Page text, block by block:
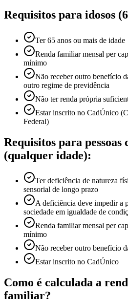
Requisitos para idosos
Ter 65 anos ou mais de idade
Renda familiar mensal per
mínimo
Não receber outro benefício
outro regime de previdência
Não ter renda própria
Estar inscrito no CadÚnico
Federal)
Requisitos para pessoas
(qualquer idade):
Ter deficiência de natureza
sensorial de longo prazo
A deficiência deve impedir a
sociedade em igualdade de
Renda familiar mensal per
mínimo
Não receber outro benefício
Estar inscrito no CadÚnico
Como é calculada a
familiar?